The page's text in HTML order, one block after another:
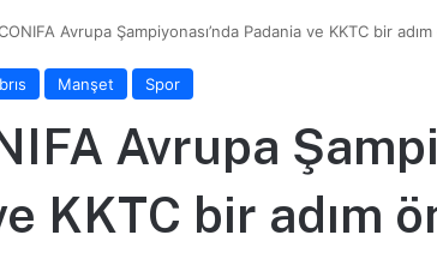
Avrupa Şampiyonası’nda Padania ve KKTC bir
Manşet Spor
Avrupa
KKTC bir adım